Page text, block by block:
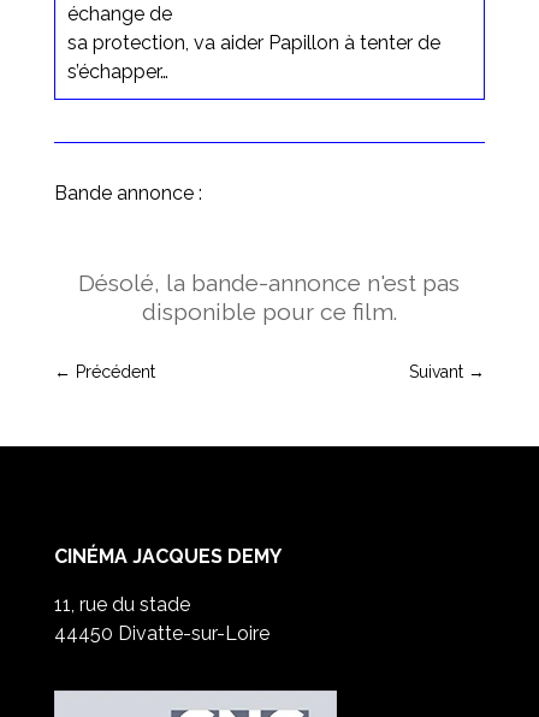
échange de
sa protection, va aider Papillon à tenter de
s’échapper…
Bande annonce :
Désolé, la bande-annonce n'est pas
disponible pour ce film.
← Précédent Suivant →
CINÉMA JACQUES DEMY
11, rue du stade
44450 Divatte-sur-Loire